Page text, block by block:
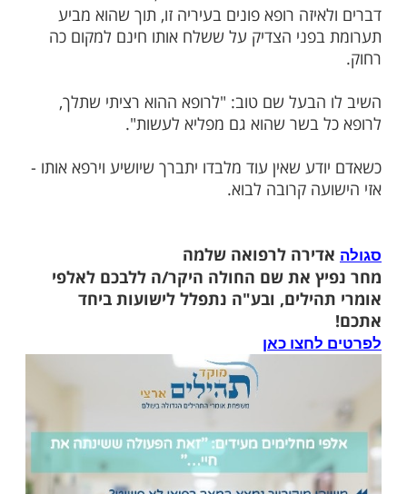
הולכים כשיש לכם חולה?", שאל. "אנחנו
הקדוש ברוך הוא, והוא מושיע אותנו", ענה
במר נפשו לבעל שם טוב, וסיפר לו גופם של
רופא פונים בעיריה זו, תוך שהוא מביע
הצדיק על ששלח אותו חינם למקום כה
שם טוב: "לרופא ההוא רציתי שתלך,
בשר שהוא גם מפליא לעשות".